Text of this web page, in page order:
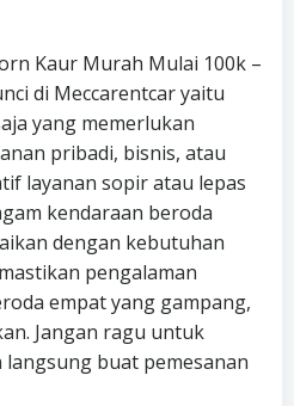
Kaur Murah Mulai 100k –
di Meccarentcar yaitu
yang memerlukan
pribadi, bisnis, atau
layanan sopir atau lepas
kendaraan beroda
dengan kebutuhan
pengalaman
empat yang gampang,
Jangan ragu untuk
buat pemesanan